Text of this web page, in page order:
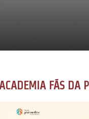
ACADEMIA FÃS DA